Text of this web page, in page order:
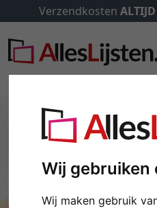
Wij gebruiken
Wij maken gebruik
Verzendkosten ALTIJD